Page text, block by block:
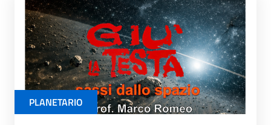
PLANETARIO